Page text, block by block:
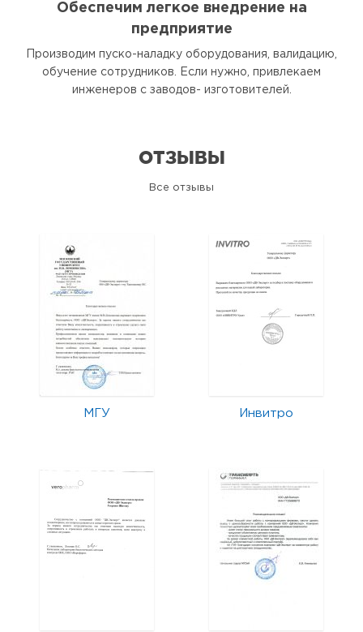
Обеспечим легкое внедрение на
предприятие
Производим пуско-наладку оборудования, валидацию,
обучение сотрудников. Если нужно, привлекаем
инженеров с заводов- изготовителей.
ОТЗЫВЫ
Все отзывы
МГУ Инвитро